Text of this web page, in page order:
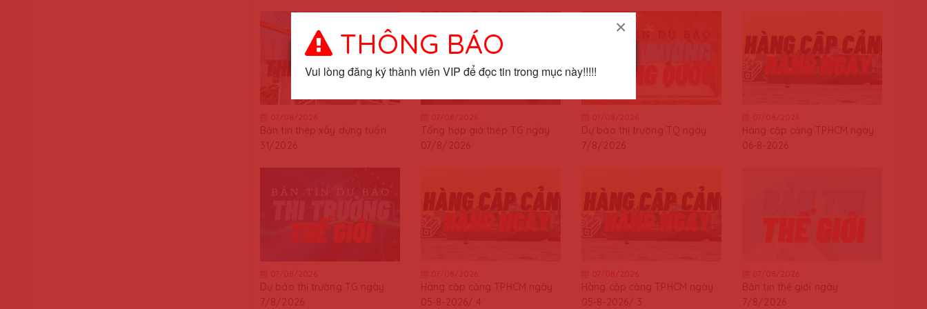
THÔNG BÁO
Vui lòng đăng ký thành viên VIP để đọc tin trong mục này!!!!!
×
07/08/2026
Bản tin thép xây dựng tuần
31/2026
07/08/2026
Tổng hợp giá thép TG ngày
07/8/2026
07/08/2026
Dự báo thị trường TQ ngày
7/8/2026
07/08/2026
Hàng cập cảng TPHCM ngày
06-8-2026
07/08/2026
Dự báo thị trường TG ngày
7/8/2026
07/08/2026
Hàng cập cảng TPHCM ngày
05-8-2026/ 4
07/08/2026
Hàng cập cảng TPHCM ngày
05-8-2026/ 3
07/08/2026
Bản tin thế giới ngày
7/8/2026